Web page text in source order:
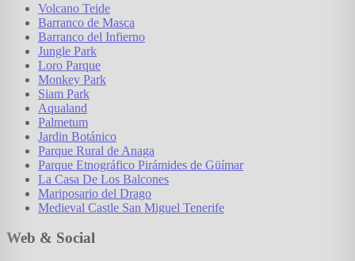
Volcano Teide
Barranco de Masca
Barranco del Infierno
Jungle Park
Loro Parque
Monkey Park
Siam Park
Aqualand
Palmetum
Jardin Botánico
Parque Rural de Anaga
Parque Etnográfico Pirámides de Güímar
La Casa De Los Balcones
Mariposario del Drago
Medieval Castle San Miguel Tenerife
Web & Social